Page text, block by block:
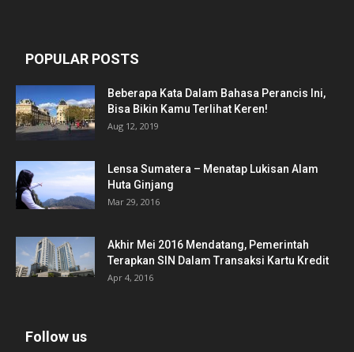
POPULAR POSTS
Beberapa Kata Dalam Bahasa Perancis Ini,
Bisa Bikin Kamu Terlihat Keren!
Aug 12, 2019
Lensa Sumatera – Menatap Lukisan Alam
Huta Ginjang
Mar 29, 2016
Akhir Mei 2016 Mendatang, Pemerintah
Terapkan SIN Dalam Transaksi Kartu Kredit
Apr 4, 2016
Follow us